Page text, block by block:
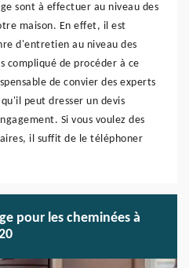
sont à effectuer au niveau des
maison. En effet, il est
d'entretien au niveau des
compliqué de procéder à ce
de convier des experts
peut dresser un devis
Si vous voulez des
il suffit de le téléphoner
pour les cheminées à